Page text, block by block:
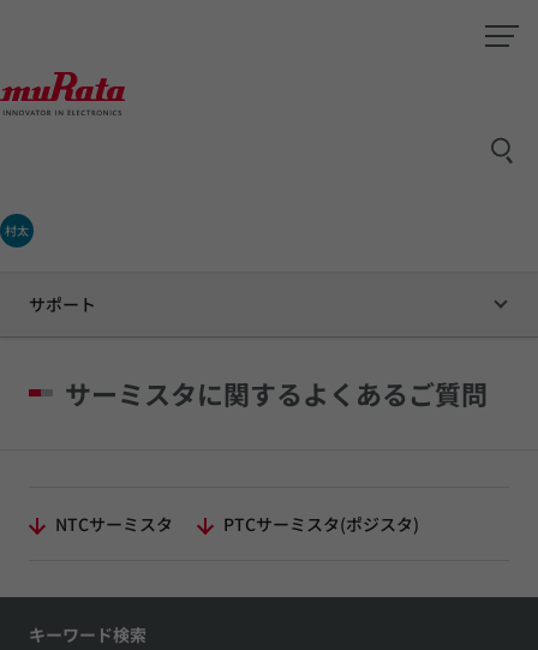
村太
サポート
サーミスタに関するよくあるご質問
NTCサーミスタ PTCサーミスタ(ポジスタ)
キーワード検索